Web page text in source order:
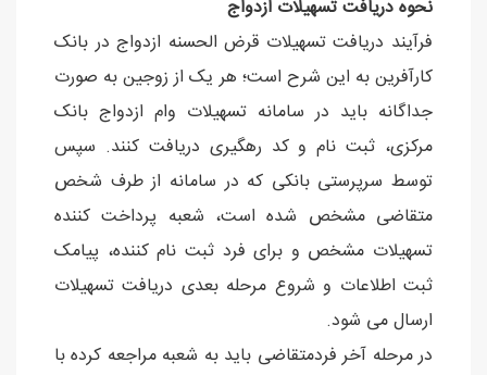
نحوه دریافت تسهیلات ازدواج
فرآیند دریافت تسهیلات قرض الحسنه ازدواج در بانک
کارآفرین به این شرح است؛ هر یک از زوجین به صورت
جداگانه باید در سامانه تسهیلات وام ازدواج بانک
مرکزی، ثبت نام و کد رهگیری دریافت کنند. سپس
توسط سرپرستی بانکی که در سامانه از طرف شخص
متقاضی مشخص شده است، شعبه پرداخت کننده
تسهیلات مشخص و برای فرد ثبت نام کننده، پیامک
ثبت اطلاعات و شروع مرحله بعدی دریافت تسهیلات
ارسال می شود.
در مرحله آخر فردمتقاضی باید به شعبه مراجعه کرده با